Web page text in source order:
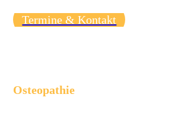
Termine & Kontakt
Osteopathie